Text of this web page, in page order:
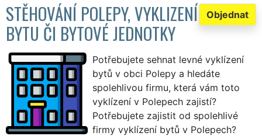
Objednat
STĚHOVÁNÍ POLEPY, VYKLIZENÍ
BYTU ČI BYTOVÉ JEDNOTKY
Potřebujete sehnat levné vyklízení
bytů v obci Polepy a hledáte
spolehlivou firmu, která vám toto
vyklízení v Polepech zajistí?
Potřebujete zajistit od spolehlivé
firmy vyklízení bytů v Polepech?